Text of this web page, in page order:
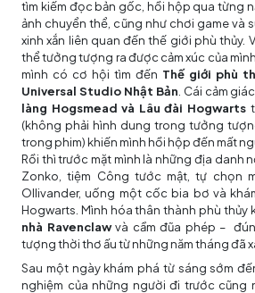
tìm kiếm đọc bản gốc, hồi hộp qua từng
ảnh chuyển thể, cũng như chơi game và
xinh xắn liên quan đến thế giới phù thủy.
thể tưởng tượng ra được cảm xúc của
mình có cơ hội tìm đến Thế giới phù
Universal Studio Nhật Bản . Cái cảm
làng Hogsmead và Lâu đài Hogwarts
(không phải hình dung trong tưởng
trong phim) khiến mình hồi hộp đến mất
Rồi thì trước mặt mình là những địa danh
Zonko, tiệm Công tước mật, tự chọn
Ollivander, uống một cốc bia bơ và
Hogwarts. Mình hóa thân thành phù thủy
nhà Ravenclawvà cầm đũa phép –
tượng thời thơ ấu từ những năm tháng đã
Sau một ngày khám phá từ sáng sớm
nghiệm của những người đi trước cũng